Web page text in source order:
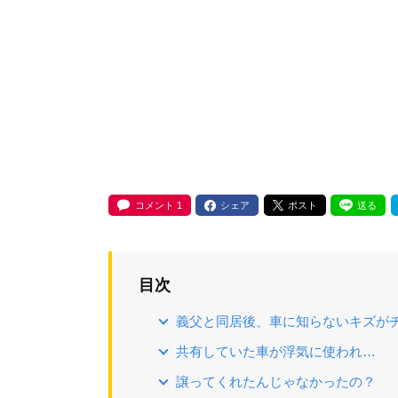
コメント 1 シェア ポスト 送る
目次
義父と同居後、車に知らないキズが
共有していた車が浮気に使われ…
譲ってくれたんじゃなかったの？